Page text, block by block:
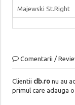
Majewski St.Right
Comentarii /
Clientii clb.ronu au
primul care adauga